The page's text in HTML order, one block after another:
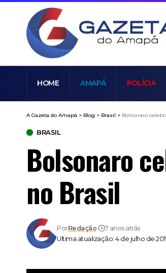
HOME AMAPÁ POLÍCIA
A Gazeta do Amapá > Blog > Brasil > Bolsonaro
BRASIL
Bolsonaro
no Brasil
Ultima atualização: 4 de julho de
PorRedação 7 anos atrás